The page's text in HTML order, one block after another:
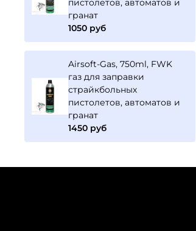
пистолетов, автоматов и
гранат
1050 руб
Airsoft-Gas, 750ml, FWK
газ для заправки
страйкбольных
пистолетов, автоматов и
гранат
1450 руб